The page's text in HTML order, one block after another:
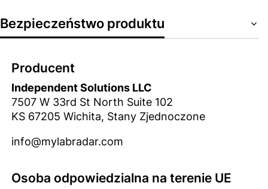
Bezpieczeństwo produktu
Producent
Independent Solutions LLC
7507 W 33rd St North Suite 102
KS 67205 Wichita, Stany Zjednoczone
info@mylabradar.com
Osoba odpowiedzialna na terenie UE